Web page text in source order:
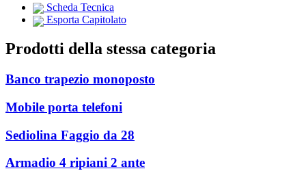
Scheda Tecnica
Esporta Capitolato
Prodotti della stessa categoria
Banco trapezio monoposto
Mobile porta telefoni
Sediolina Faggio da 28
Armadio 4 ripiani 2 ante